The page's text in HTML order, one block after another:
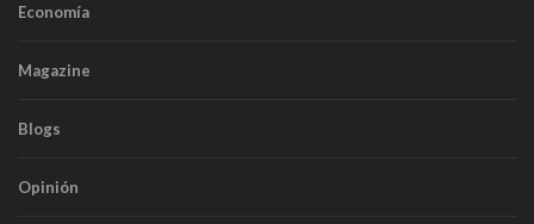
Economía
Magazine
Blogs
Opinión